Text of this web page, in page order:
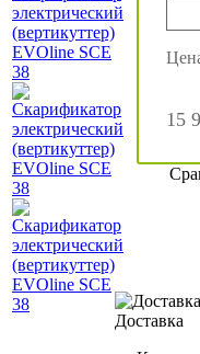
15
Доставка